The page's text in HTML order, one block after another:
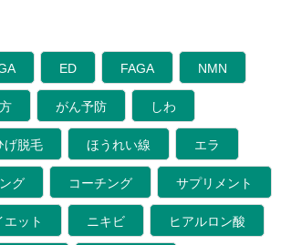
ED FAGA NMN
がん予防 しわ
げ脱毛 ほうれい線 エラ
グ コーチング サプリメント
エット ニキビ ヒアルロン酸